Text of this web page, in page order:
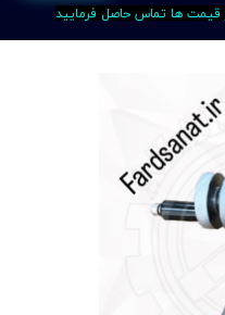
قیمت ها تماس حاصل فرمایید